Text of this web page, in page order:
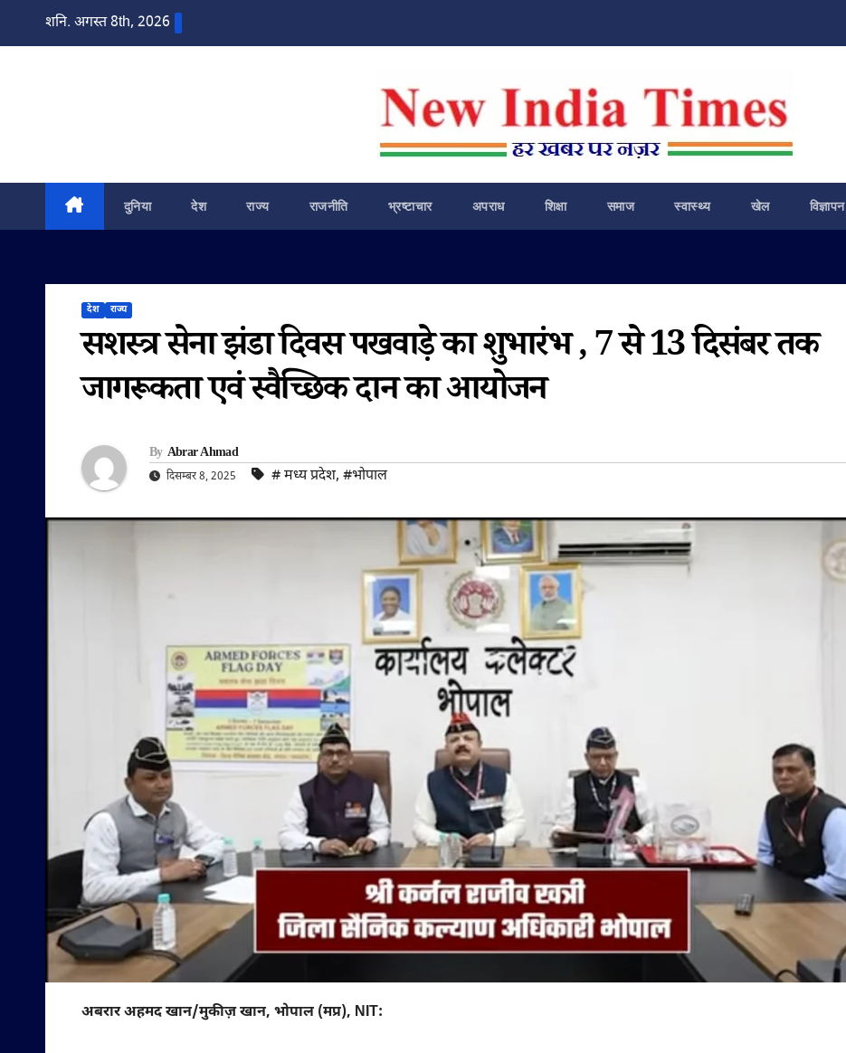
शनि. अगस्त 8th, 2026
दुनिया देश राज्य राजनीति भ्रष्टाचार अपराध शिक्षा समाज स्वास्थ्य खेल विज्ञापन
देश राज्य
सशस्त्र सेना झंडा दिवस पखवाड़े का शुभारंभ , 7 से 13 दिसंबर तक
जागरूकता एवं स्वैच्छिक दान का आयोजन
By Abrar Ahmad
दिसम्बर 8, 2025 #‌ मध्य प्रदेश, #भोपाल
अबरार अहमद खान/मुकीज़ खान, भोपाल (मप्र), NIT: